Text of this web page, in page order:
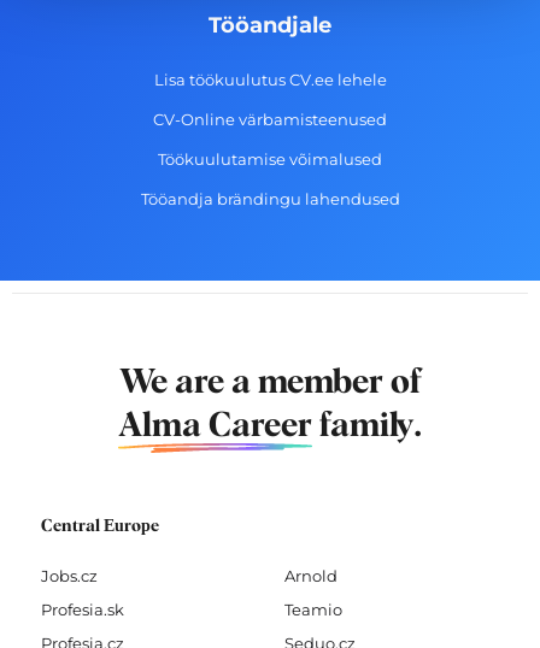
Tööandjale
Lisa töökuulutus CV.ee lehele
CV-Online värbamisteenused
Töökuulutamise võimalused
Tööandja brändingu lahendused
We are a member of
Alma Career family.
Central Europe
Jobs.cz
Profesia.sk
Profesia.cz
Arnold
Teamio
Seduo.cz